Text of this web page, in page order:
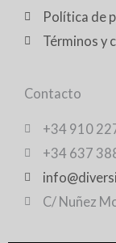
Política de
Términos y
Contacto
+34 910
+34 637
C/ Nuñez